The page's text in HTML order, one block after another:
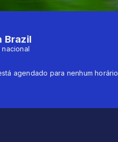
Brazil
nacional
agendado para nenhum horário